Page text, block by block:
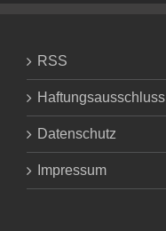
RSS
Haftungsausschluss
Datenschutz
Impressum